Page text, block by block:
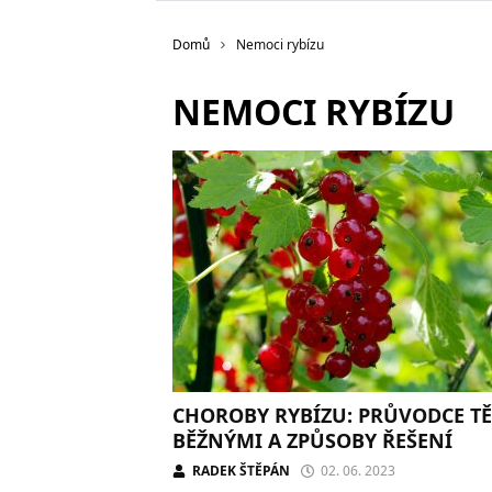
Domů Nemoci rybízu
NEMOCI RYBÍZU
CHOROBY RYBÍZU: PRŮVODCE
BĚŽNÝMI A ZPŮSOBY ŘEŠENÍ
RADEK ŠTĚPÁN 02. 06. 2023